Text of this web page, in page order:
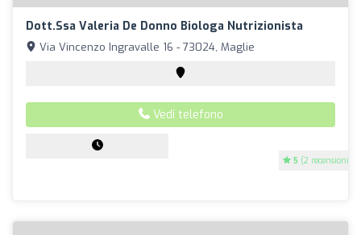
Dott.ssa Valeria De Donno Biologa Nutrizionista
5 (2 recensioni)
Via Vincenzo Ingravalle 16 - 73024, Maglie
Vedi telefono